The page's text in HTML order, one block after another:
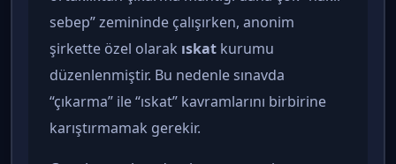
sebep” zemininde çalışırken, anonim
şirkette özel olarak ıskat kurumu
düzenlenmiştir. Bu nedenle sınavda
“çıkarma” ile “ıskat” kavramlarını birbirine
karıştırmamak gerekir.